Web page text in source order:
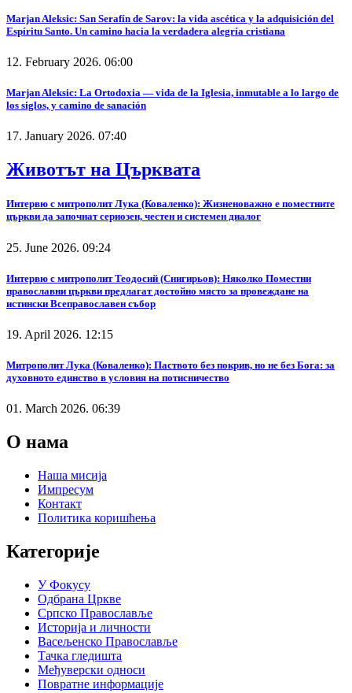
Marjan Aleksic: San Serafín de Sarov: la vida ascética y la adquisición del
Espíritu Santo. Un camino hacia la verdadera alegría cristiana
12. February 2026. 06:00
Marjan Aleksic: La Ortodoxia — vida de la Iglesia, inmutable a lo largo de
los siglos, y camino de sanación
17. January 2026. 07:40
Животът на Църквата
Интервю с митрополит Лука (Коваленко): Жизненоважно е поместните
църкви да започнат сериозен, честен и системен диалог
25. June 2026. 09:24
Интервю с митрополит Теодосий (Снигирьов): Няколко Поместни
православни църкви предлагат достойно място за провеждане на
истински Всеправославен събор
19. April 2026. 12:15
Митрополит Лука (Коваленко): Паството без покрив, но не без Бога: за
духовното единство в условия на потисничество
01. March 2026. 06:39
О нама
Наша мисија
Импресум
Контакт
Политика коришћења
Категорије
У Фокусу
Одбрана Цркве
Српско Православље
Историја и личности
Васељенско Православље
Тачка гледишта
Међуверски односи
Повратне информације